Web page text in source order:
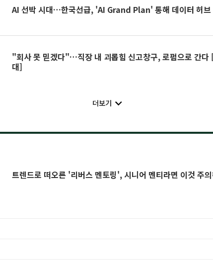
AI 선박 시대…한국선급, 'AI Grand Plan' 통해 데이터 허브
"회사 못 믿겠다"…직장 내 괴롭힘 신고창구, 로펌으로 간
대]
더보기
트렌드로 떠오른 '리버스 멘토링', 시니어 멘티라면 이것 주